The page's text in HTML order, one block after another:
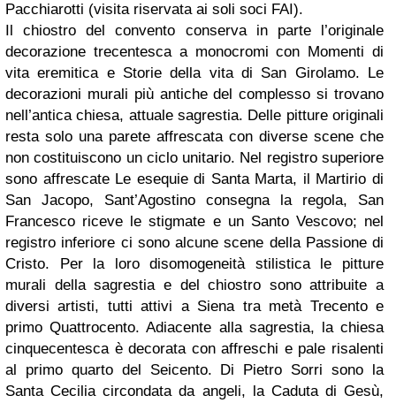
Pacchiarotti (visita riservata ai soli soci FAI).
Il chiostro del convento conserva in parte l’originale
decorazione trecentesca a monocromi con Momenti di
vita eremitica e Storie della vita di San Girolamo. Le
decorazioni murali più antiche del complesso si trovano
nell’antica chiesa, attuale sagrestia. Delle pitture originali
resta solo una parete affrescata con diverse scene che
non costituiscono un ciclo unitario. Nel registro superiore
sono affrescate Le esequie di Santa Marta, il Martirio di
San Jacopo, Sant’Agostino consegna la regola, San
Francesco riceve le stigmate e un Santo Vescovo; nel
registro inferiore ci sono alcune scene della Passione di
Cristo. Per la loro disomogeneità stilistica le pitture
murali della sagrestia e del chiostro sono attribuite a
diversi artisti, tutti attivi a Siena tra metà Trecento e
primo Quattrocento. Adiacente alla sagrestia, la chiesa
cinquecentesca è decorata con affreschi e pale risalenti
al primo quarto del Seicento. Di Pietro Sorri sono la
Santa Cecilia circondata da angeli, la Caduta di Gesù,